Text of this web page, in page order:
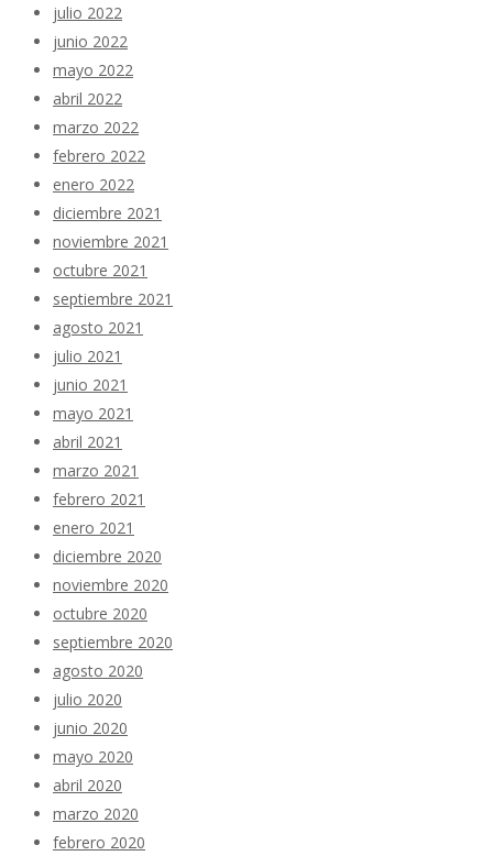
julio 2022
junio 2022
mayo 2022
abril 2022
marzo 2022
febrero 2022
enero 2022
diciembre 2021
noviembre 2021
octubre 2021
septiembre 2021
agosto 2021
julio 2021
junio 2021
mayo 2021
abril 2021
marzo 2021
febrero 2021
enero 2021
diciembre 2020
noviembre 2020
octubre 2020
septiembre 2020
agosto 2020
julio 2020
junio 2020
mayo 2020
abril 2020
marzo 2020
febrero 2020